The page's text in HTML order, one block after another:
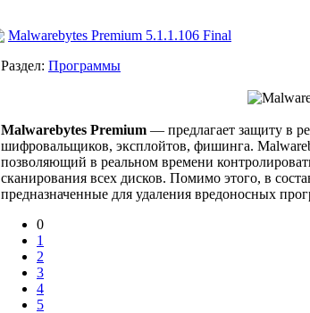
Malwarebytes Premium 5.1.1.106 Final
Раздел: Программы
Malwarebytes Premium — предлагает защиту в
шифровальщиков, эксплойтов, фишинга.
позволяющий в реальном времени
сканирования всех дисков. Помимо этого, в
предназначенные для удаления вредоносных
0
1
2
3
4
5